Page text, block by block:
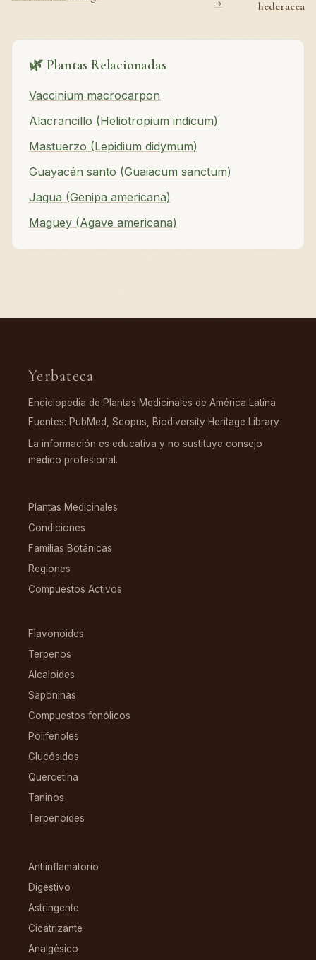
→
hederacea
🌿 Plantas Relacionadas
Vaccinium macrocarpon
Alacrancillo (Heliotropium indicum)
Mastuerzo (Lepidium didymum)
Guayacán santo (Guaiacum sanctum)
Jagua (Genipa americana)
Maguey (Agave americana)
Yerbateca
Enciclopedia de Plantas Medicinales de América Latina
Fuentes: PubMed, Scopus, Biodiversity Heritage Library
La información es educativa y no sustituye consejo
médico profesional.
Plantas Medicinales
Condiciones
Familias Botánicas
Regiones
Compuestos Activos
Flavonoides
Terpenos
Alcaloides
Saponinas
Compuestos fenólicos
Polifenoles
Glucósidos
Quercetina
Taninos
Terpenoides
Antiinflamatorio
Digestivo
Astringente
Cicatrizante
Analgésico